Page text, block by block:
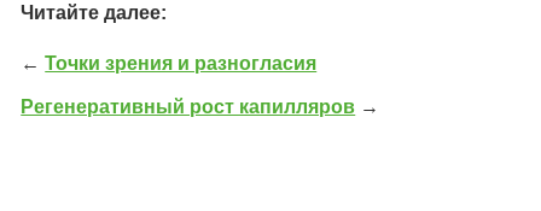
Читайте далее:
←Точки зрения и разногласия
Регенеративный рост капилляров →